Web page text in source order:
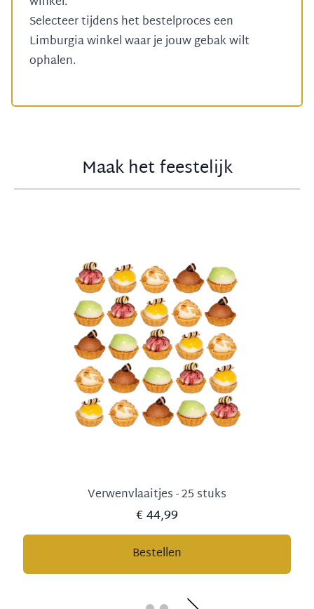
Selecteer tijdens het bestelproces een
Limburgia winkelwaar je jouw gebak wilt
ophalen.
Maak het feestelijk
Verwenvlaaitjes - 25 stuks
€ 44,99
Bestellen